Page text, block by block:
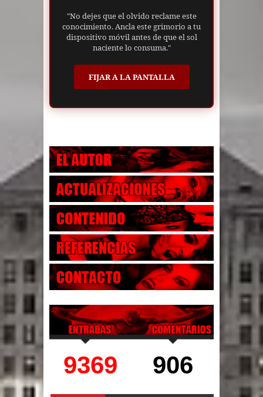
"No dejes que el olvido reclame este
conocimiento. Ancla este grimorio a tu
dispositivo móvil antes de que el sol
naciente lo consuma."
FIJAR A LA PANTALLA
9369 906